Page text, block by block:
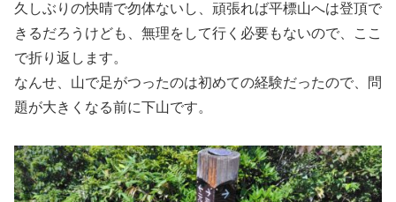
久しぶりの快晴で勿体ないし、頑張れば平標山へは登頂で
きるだろうけども、無理をして行く必要もないので、ここ
で折り返します。
なんせ、山で足がつったのは初めての経験だったので、問
題が大きくなる前に下山です。